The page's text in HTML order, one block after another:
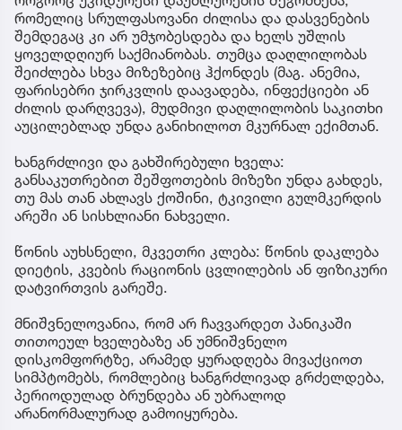
რომელიც სრულფასოვანი ძილისა და დასვენების
შემდეგაც კი არ უმჯობესდება და ხელს უშლის
ყოველდღიურ საქმიანობას. თუმცა დაღლილობას
შეიძლება სხვა მიზეზებიც ჰქონდეს (მაგ. ანემია,
ფარისებრი ჯირკვლის დაავადება, ინფექციები ან
ძილის დარღვევა), მუდმივი დაღლილობის საკითხი
აუცილებლად უნდა განიხილოთ მკურნალ ექიმთან.
ხანგრძლივი და გახშირებული ხველა:
განსაკუთრებით შეშფოთების მიზეზი უნდა გახდეს,
თუ მას თან ახლავს ქოშინი, ტკივილი გულმკერდის
არეში ან სისხლიანი ნახველი.
წონის აუხსნელი, მკვეთრი კლება: წონის დაკლება
დიეტის, კვების რაციონის ცვლილების ან ფიზიკური
დატვირთვის გარეშე.
მნიშვნელოვანია, რომ არ ჩავვარდეთ პანიკაში
თითოეულ ხველებაზე ან უმნიშვნელო
დისკომფორტზე, არამედ ყურადღება მივაქციოთ
სიმპტომებს, რომლებიც ხანგრძლივად გრძელდება,
პერიოდულად ბრუნდება ან უბრალოდ
არანორმალურად გამოიყურება.